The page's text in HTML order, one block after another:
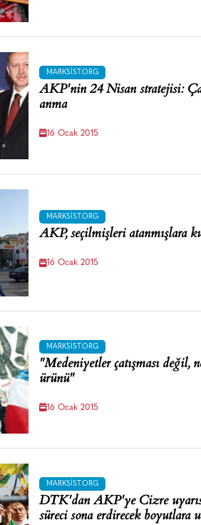
MARKSIST.ORG
AKP'nin 24 Nisan stratejisi:
anma
16 Ocak 2015
MARKSIST.ORG
AKP, seçilmişleri atanmışlara
16 Ocak 2015
MARKSIST.ORG
"Medeniyetler çatışması değil,
ürünü"
16 Ocak 2015
MARKSIST.ORG
DTK'dan AKP'ye Cizre
süreci sona erdirecek boyutlara